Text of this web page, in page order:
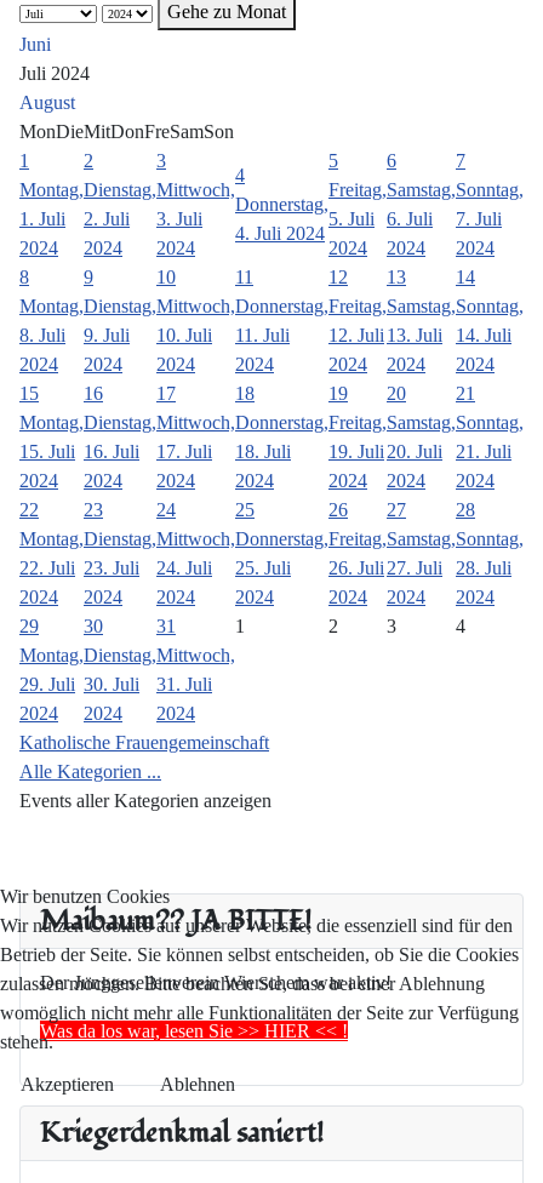
Maibaum?? JA BITTE!
Der Junggesellenverein Wierschem war aktiv!
Was da los war, lesen Sie >> HIER << !
Kriegerdenkmal saniert!
Gehe zu Monat
Juni
Juli 2024
August
MonDieMitDonFreSamSon
1
Montag,
1. Juli
2024
2
Dienstag,
2. Juli
2024
3
Mittwoch,
3. Juli
2024
4
Donnerstag,
4. Juli 2024
5
Freitag,
5. Juli
2024
6
Samstag,
6. Juli
2024
7
Sonntag,
7. Juli
2024
8
Montag,
8. Juli
2024
9
Dienstag,
9. Juli
2024
10
Mittwoch,
10. Juli
2024
11
Donnerstag,
11. Juli
2024
12
Freitag,
12. Juli
2024
13
Samstag,
13. Juli
2024
14
Sonntag,
14. Juli
2024
15
Montag,
15. Juli
2024
16
Dienstag,
16. Juli
2024
17
Mittwoch,
17. Juli
2024
18
Donnerstag,
18. Juli
2024
19
Freitag,
19. Juli
2024
20
Samstag,
20. Juli
2024
21
Sonntag,
21. Juli
2024
22
Montag,
22. Juli
2024
23
Dienstag,
23. Juli
2024
24
Mittwoch,
24. Juli
2024
25
Donnerstag,
25. Juli
2024
26
Freitag,
26. Juli
2024
27
Samstag,
27. Juli
2024
28
Sonntag,
28. Juli
2024
29
Montag,
29. Juli
2024
30
Dienstag,
30. Juli
2024
31
Mittwoch,
31. Juli
2024
1 2 3 4
Katholische Frauengemeinschaft
Alle Kategorien ...
Events aller Kategorien anzeigen
Wir benutzen Cookies
Wir nutzen Cookies auf unserer Website, die essenziell sind für den
Betrieb der Seite. Sie können selbst entscheiden, ob Sie die Cookies
zulassen möchten. Bitte beachten Sie, dass bei einer Ablehnung
womöglich nicht mehr alle Funktionalitäten der Seite zur Verfügung
stehen.
Akzeptieren Ablehnen